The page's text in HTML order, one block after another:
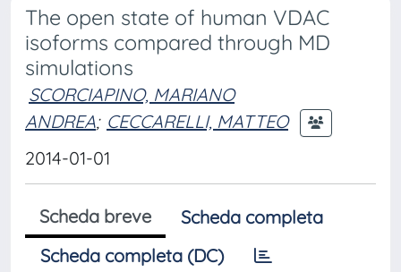
The open state of human VDAC
isoforms compared through MD
simulations
SCORCIAPINO, MARIANO
ANDREA; CECCARELLI, MATTEO
2014-01-01
Scheda breve
Scheda completa
Scheda completa (DC)